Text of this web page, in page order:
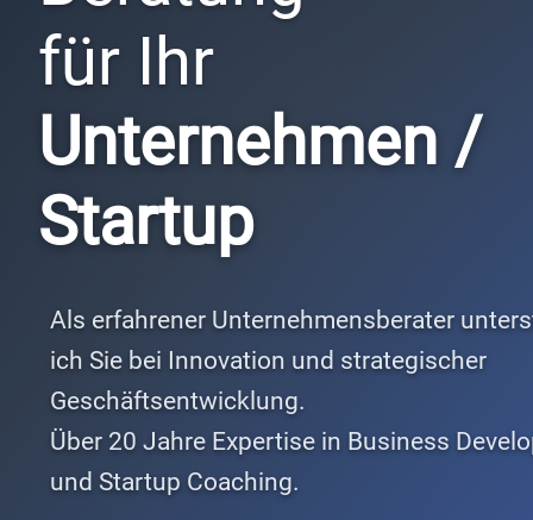
für Ihr
Unternehmen /
Startup
Als erfahrener Unternehmensberater
ich Sie bei Innovation und strategischer
Geschäftsentwicklung.
Über 20 Jahre Expertise in Business
und Startup Coaching.